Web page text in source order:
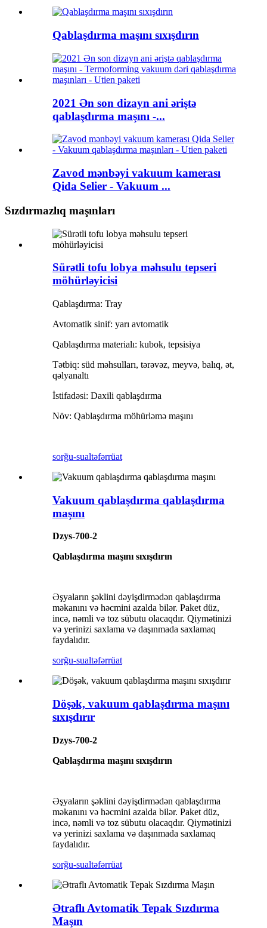
Qablaşdırma maşını sıxışdırın
2021 Ən son dizayn ani əriştə
qablaşdırma maşını -...
Zavod mənbəyi vakuum kamerası
Qida Selier - Vakuum ...
Sızdırmazlıq maşınları
Sürətli tofu lobya məhsulu tepseri
möhürləyicisi
Qablaşdırma: Tray
Avtomatik sinif: yarı avtomatik
Qablaşdırma materialı: kubok, tepsisiya
Tətbiq: süd məhsulları, tərəvəz, meyvə, balıq, ət,
qəlyanaltı
İstifadəsi: Daxili qablaşdırma
Növ: Qablaşdırma möhürləmə maşını
sorğu-sualtəfərrüat
Vakuum qablaşdırma qablaşdırma
maşını
Dzys-700-2
Qablaşdırma maşını sıxışdırın
Əşyaların şəklini dəyişdirmədən qablaşdırma
məkanını və həcmini azalda bilər. Paket düz,
incə, nəmli və toz sübutu olacaqdır. Qiymətinizi
və yerinizi saxlama və daşınmada saxlamaq
faydalıdır.
sorğu-sualtəfərrüat
Döşək, vakuum qablaşdırma maşını
sıxışdırır
Dzys-700-2
Qablaşdırma maşını sıxışdırın
Əşyaların şəklini dəyişdirmədən qablaşdırma
məkanını və həcmini azalda bilər. Paket düz,
incə, nəmli və toz sübutu olacaqdır. Qiymətinizi
və yerinizi saxlama və daşınmada saxlamaq
faydalıdır.
sorğu-sualtəfərrüat
Ətraflı Avtomatik Tepak Sızdırma
Maşın